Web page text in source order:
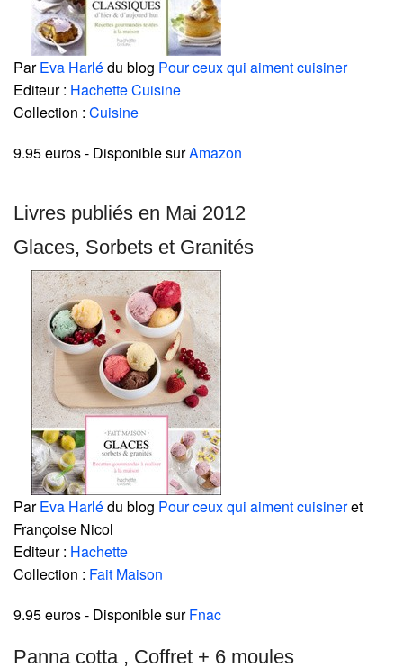
ParEva Harlédu blog Pour ceux qui aiment cuisiner
Editeur : Hachette Cuisine
Collection : Cuisine
9.95 euros- Disponible surAmazon
Livres publiés en Mai 2012
Glaces, Sorbets et Granités
ParEva Harlédu blog Pour ceux qui aiment cuisineret
Françoise Nicol
Editeur : Hachette
Collection : Fait Maison
9.95 euros- Disponible surFnac
Panna cotta , Coffret + 6 moules